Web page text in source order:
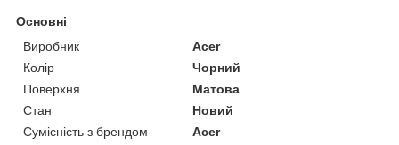
Основні
Виробник
Acer
Колір
Чорний
Поверхня
Матова
Стан
Новий
Сумісність з брендом
Acer